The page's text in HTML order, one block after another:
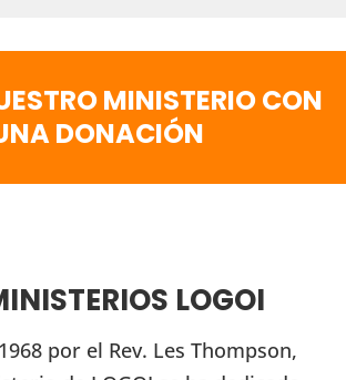
MINISTERIO CON
DONACIÓN
LOGOI
por el Rev. Les Thompson,